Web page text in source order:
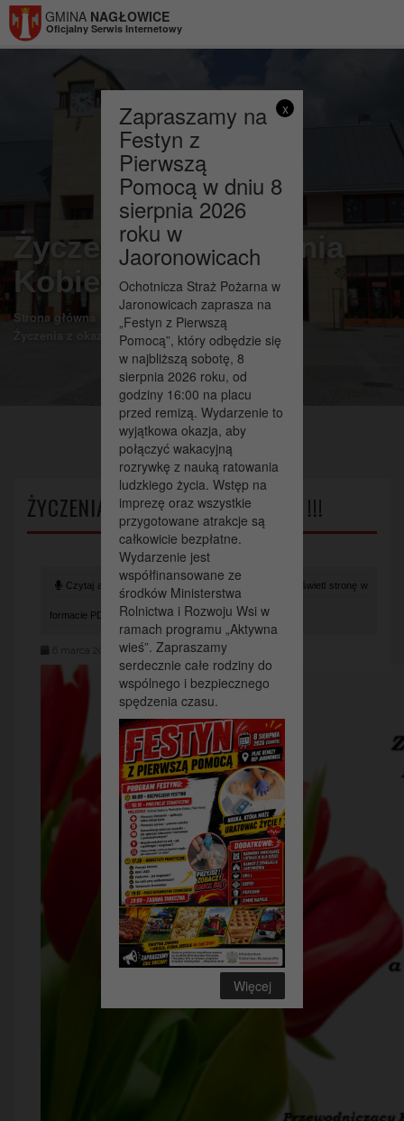
GMINA NAGŁOWICE
Oficjalny Serwis Internetowy
Życzenia z okazji Dnia
Kobiet !!!
Strona główna Aktualności >
Życzenia z okazji Dnia Kobiet !!!
x
Zapraszamy na
Festyn z
Pierwszą
Pomocą w dniu 8
sierpnia 2026
roku w
Jaoronowicach
Ochotnicza Straż Pożarna w
Jaronowicach zaprasza na
„Festyn z Pierwszą
Pomocą”, który odbędzie się
w najbliższą sobotę, 8
sierpnia 2026 roku, od
godziny 16:00 na placu
przed remizą. Wydarzenie to
wyjątkowa okazja, aby
połączyć wakacyjną
rozrywkę z nauką ratowania
ludzkiego życia. Wstęp na
imprezę oraz wszystkie
przygotowane atrakcje są
całkowicie bezpłatne.
Wydarzenie jest
współfinansowane ze
środków Ministerstwa
Rolnictwa i Rozwoju Wsi w
ramach programu „Aktywna
wieś”. Zapraszamy
serdecznie całe rodziny do
wspólnego i bezpiecznego
spędzenia czasu.
Więcej
ŻYCZENIA Z OKAZJI DNIA KOBIET !!!
Czytaj artykuł (lektor) Wyświetl stronę w
formacie PDF